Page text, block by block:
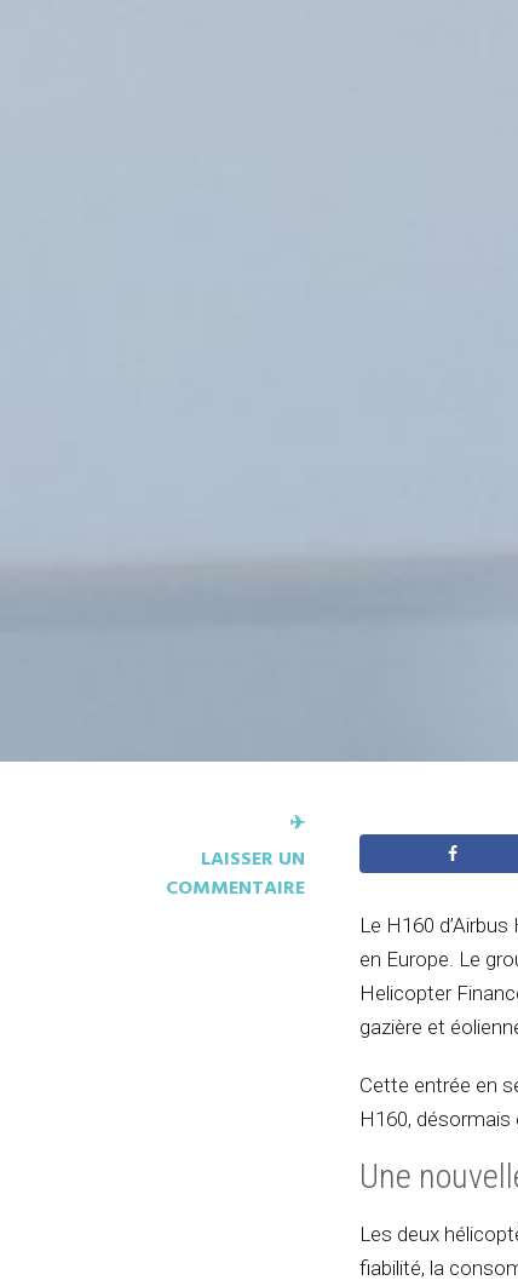
✈︎
LAISSER UN
COMMENTAIRE
Le H160
en Europe. Le
Helicopter
gazière et
Cette entrée en
H160, désormais
Une
Les deux
fiabilité, la